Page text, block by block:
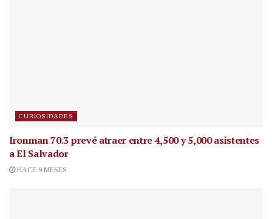
CURIOSIDADES
Ironman 70.3 prevé atraer entre 4,500 y 5,000 asistentes
a El Salvador
HACE 9 MESES